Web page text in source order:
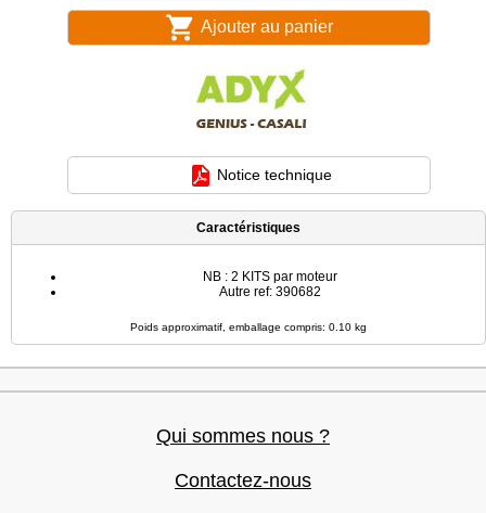
Ajouter au panier
Notice technique
Caractéristiques
NB : 2 KITS par moteur
Autre ref: 390682
Poids approximatif, emballage compris: 0.10 kg
Qui sommes nous ?
Contactez-nous